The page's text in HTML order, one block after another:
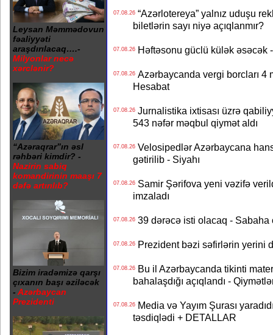
Leysan Məmmədovun
fəaliyyəti
araşdırılacaq….-
Milyonlar necə
xərclənir?
“Azəraqrar”ın əsl
rəhbəri kimdir? -
Nazirin sabiq
komandirinin maaşı 7
dəfə artırılıb?
Bizim iradəmizə qarşı
çıxanın başı əziləcək
- Azərbaycan
Prezidenti
07.08.26“Azərlotereya” yalnız uduşu
biletlərin sayı niyə açıqlanmır?
07.08.26Həftəsonu güclü külək əsəcək
07.08.26Azərbaycanda vergi borcları 4
Hesabat
07.08.26Jurnalistika ixtisası üzrə
543 nəfər məqbul qiymət aldı
07.08.26Velosipedlər Azərbaycana
gətirilib - Siyahı
07.08.26Samir Şərifova yeni vəzifə
imzaladı
07.08.2639 dərəcə isti olacaq - Sabaha
07.08.26Prezident bəzi səfirlərin yerini
07.08.26Bu il Azərbaycanda tikinti
bahalaşdığı açıqlandı -
07.08.26Media və Yayım Şurası
təsdiqlədi + DETALLAR